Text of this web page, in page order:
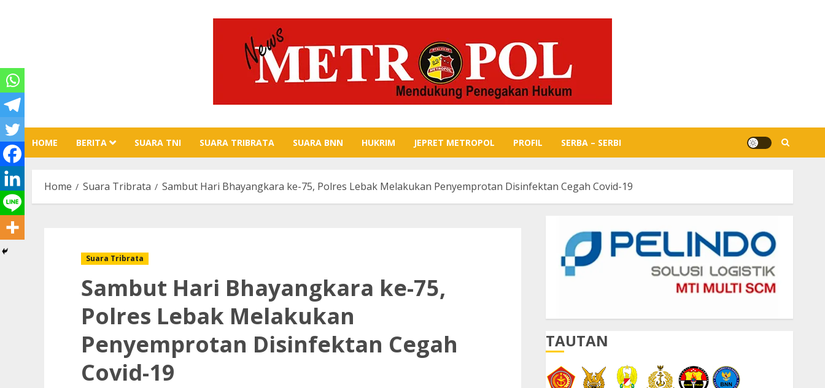
HOME BERITA SUARA TNI SUARA TRIBRATA SUARA BNN HUKRIM JEPRET METROPOL PROFIL SERBA – SERBI
Home Suara Tribrata Sambut Hari Bhayangkara ke-75, Polres Lebak Melakukan Penyemprotan Disinfektan Cegah Covid-19
Suara Tribrata
Sambut Hari Bhayangkara ke-75,
Polres Lebak Melakukan
Penyemprotan Disinfektan Cegah
Covid-19
TAUTAN